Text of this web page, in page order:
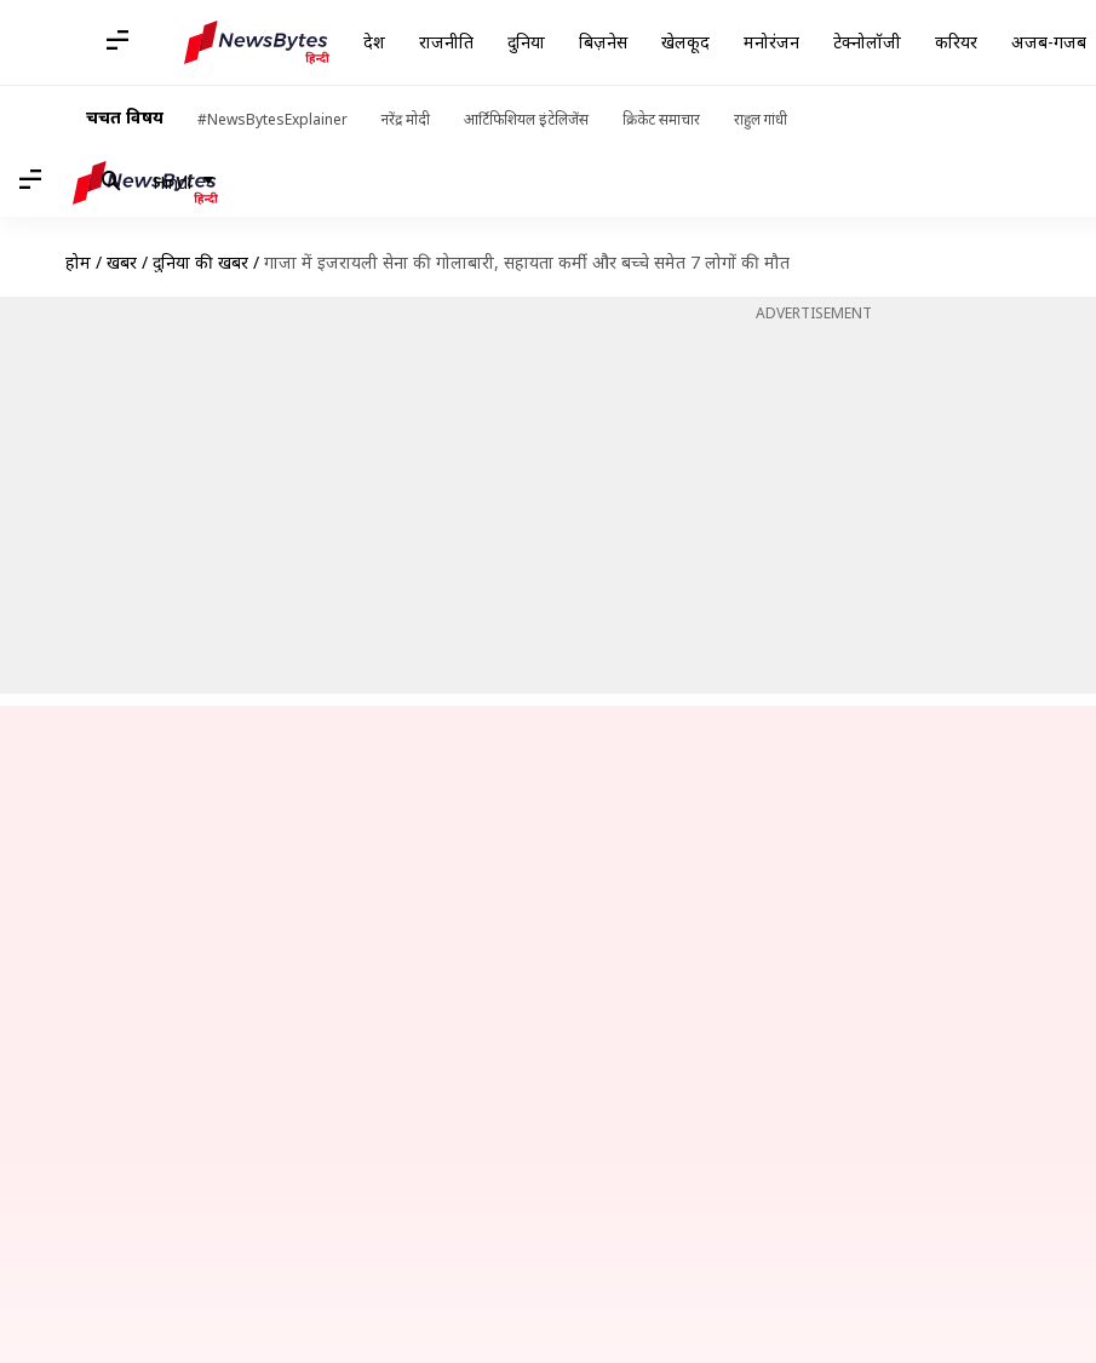
देश राजनीति दुनिया बिज़नेस खेलकूद मनोरंजन टेक्नोलॉजी करियर अजब-गजब
चर्चित विषय #NewsBytesExplainer नरेंद्र मोदी आर्टिफिशियल इंटेलिजेंस क्रिकेट समाचार राहुल गांधी
Hindi
होम / खबरें / दुनिया की खबरें / गाजा में इजरायली सेना की गोलाबारी, सहायता कर्मी और बच्चे समेत 7 लोगों की मौत
ADVERTISEMENT